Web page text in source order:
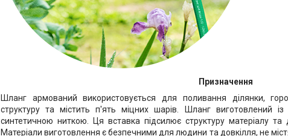
Призначення
Шланг армований використовується для поливання ділянки,
структуру та містить п'ять міцних шарів. Шланг виготовлений із
синтетичною ниткою. Ця вставка підсилює структуру матеріалу
Матеріали виготовлення є безпечними для людини та довкілля, не